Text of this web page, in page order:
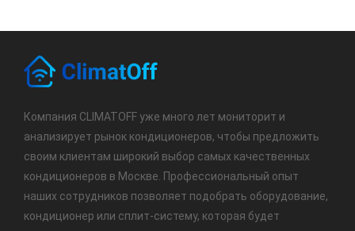
Компания CLIMATOFF уже много лет мониторит и
анализирует рынок кондиционеров, чтобы предложить
своим клиентам широкий выбор самых качественных
кондиционеров в Москве. Профессиональный опыт
наших сотрудников позволяет подобрать оборудование,
кондиционер или сплит-систему, которая будет